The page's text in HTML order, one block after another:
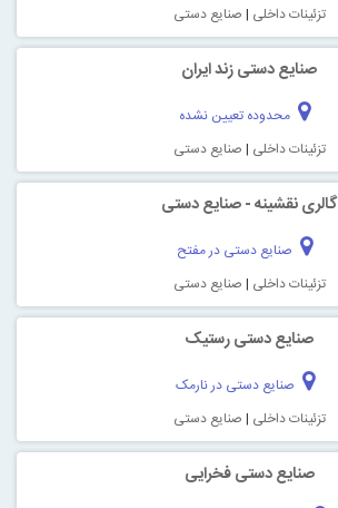
تزئینات داخلی | صنایع دستی
صنایع دستی زند ایران
محدوده تعیین نشده
تزئینات داخلی | صنایع دستی
گالری نقشینه - صنایع دستی
صنایع دستی در مفتح
تزئینات داخلی | صنایع دستی
صنایع دستی رستیک
صنایع دستی در نارمک
تزئینات داخلی | صنایع دستی
صنایع دستی فخرایی